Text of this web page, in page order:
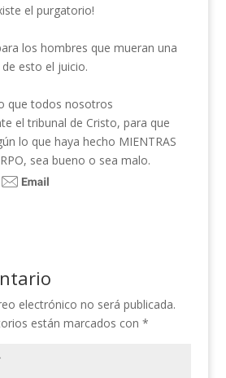
el purgatorio!
los hombres que mueran una
esto el juicio.
que todos nosotros
el tribunal de Cristo, para que
lo que haya hecho MIENTRAS
sea bueno o sea malo.
electrónico no será publicada.
están marcados con *